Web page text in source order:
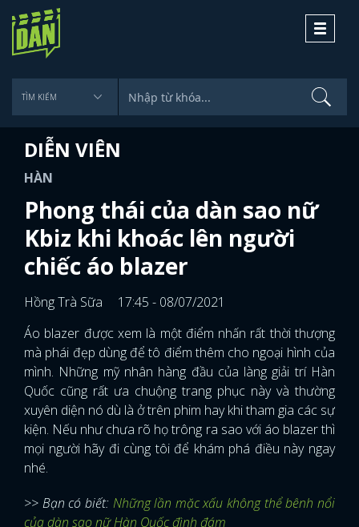
Toggle
DIỄN VIÊN
HÀN
Phong thái của dàn sao nữ
Kbiz khi khoác lên người
chiếc áo blazer
Hồng Trà Sữa
17:45 - 08/07/2021
Áo blazer được xem là một điểm nhấn rất thời thượng
mà phái đẹp dùng để tô điểm thêm cho ngoại hình của
mình. Những mỹ nhân hàng đầu của làng giải trí Hàn
Quốc cũng rất ưa chuộng trang phục này và thường
xuyên diện nó dù là ở trên phim hay khi tham gia các sự
kiện. Nếu như chưa rõ họ trông ra sao với áo blazer thì
mọi người hãy đi cùng tôi để khám phá điều này ngay
nhé.
>> Bạn có biết:Những lần mặc xấu không thể bênh nổi
của dàn sao nữ Hàn Quốc đình đám